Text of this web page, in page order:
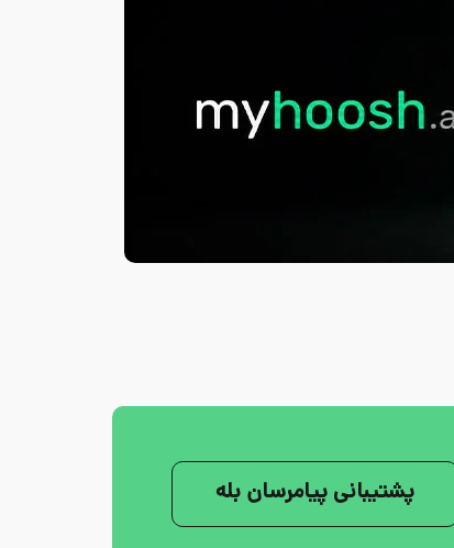
پشتیبانی پیامرسان بله